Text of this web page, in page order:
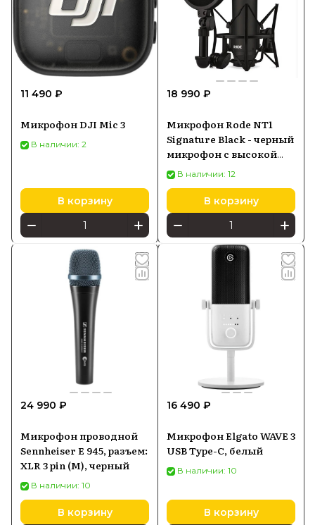
11 490 ₽
Микрофон DJI Mic 3
В наличии: 2
В корзину
18 990 ₽
Микрофон Rode NT1
Signature Black - черный
микрофон с высокой
чувствительностью
В наличии: 12
В корзину
24 990 ₽
Микрофон проводной
Sennheiser E 945, разъем:
XLR 3 pin (M), черный
В наличии: 10
В корзину
16 490 ₽
Микрофон Elgato WAVE 3
USB Type-C, белый
В наличии: 10
В корзину